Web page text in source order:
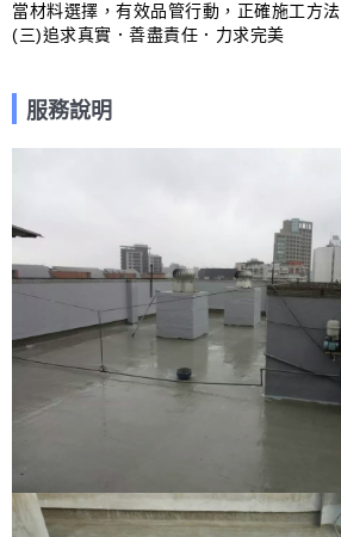
當材料選擇，有效品管行動，正確施工方法
(三)追求真實．善盡責任．力求完美
服務說明